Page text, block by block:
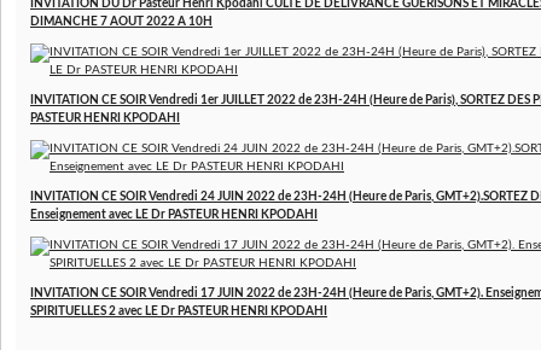
INVITATION DU Dr Pasteur Henri Kpodahi CULTE DE DELIVRANCE GUERISONS ET
DIMANCHE 7 AOUT 2022 A 10H
INVITATION CE SOIR Vendredi 1er JUILLET 2022 de 23H-24H (Heure de Paris), SORTEZ DES
PASTEUR HENRI KPODAHI
INVITATION CE SOIR Vendredi 24 JUIN 2022 de 23H-24H (Heure de Paris, GMT+2).SORTEZ
Enseignement avec LE Dr PASTEUR HENRI KPODAHI
INVITATION CE SOIR Vendredi 17 JUIN 2022 de 23H-24H (Heure de Paris, GMT+2).
SPIRITUELLES 2 avec LE Dr PASTEUR HENRI KPODAHI